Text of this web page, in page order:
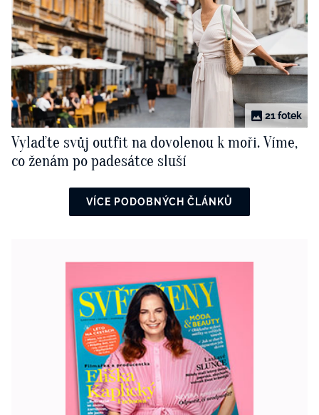
21 fotek
Vylaďte svůj outfit na dovolenou k moři. Víme,
co ženám po padesátce sluší
VÍCE PODOBNÝCH ČLÁNKŮ